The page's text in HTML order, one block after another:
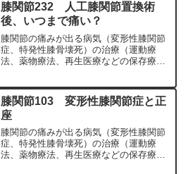
膝関節232 人工膝関節置換術
後、いつまで痛い？
膝関節の痛みが出る病気（変形性膝関節
症、特発性膝骨壊死）の治療（運動療
法、薬物療法、再生医療などの保存療
専門医（人工関節手術を専門）の塗山正
宏が色々と説明します。
膝関節103 変形性膝関節症と正
座
膝関節の痛みが出る病気（変形性膝関節
症、特発性膝骨壊死）の治療（運動療
法、薬物療法、再生医療などの保存療